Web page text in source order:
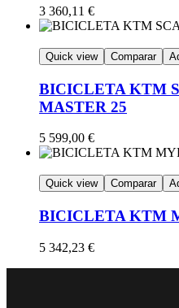
3 360,11 €
Quick view Comparar
BICICLETA KTM
MASTER 25
5 599,00 €
Quick view Comparar
BICICLETA KTM
5 342,23 €